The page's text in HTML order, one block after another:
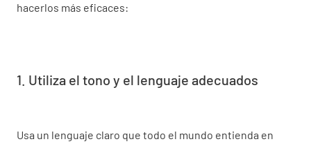
hacerlos más eficaces:
1. Utiliza el tono y el lenguaje adecuados
Usa un lenguaje claro que todo el mundo entienda en